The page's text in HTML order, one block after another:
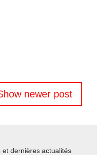
newer post
dernières actualités